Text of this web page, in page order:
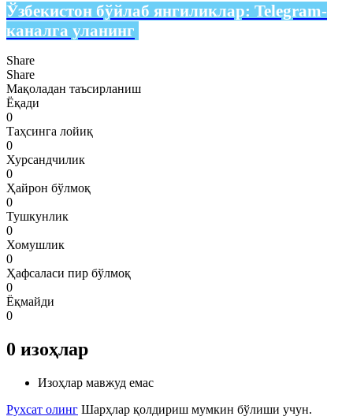
Ўзбекистон бўйлаб янгиликлар: Telegram-
каналга уланинг
Share
Share
Мақоладан таъсирланиш
Ёқади
0
Таҳсинга лойиқ
0
Хурсандчилик
0
Ҳайрон бўлмоқ
0
Тушкунлик
0
Хомушлик
0
Ҳафсаласи пир бўлмоқ
0
Ёқмайди
0
0 изоҳлар
Изоҳлар мавжуд емас
Рухсат олинг Шарҳлар қолдириш мумкин бўлиши учун.